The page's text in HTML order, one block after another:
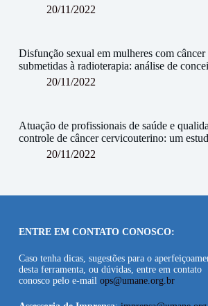
20/11/2022
Disfunção sexual em mulheres com
submetidas à radioterapia: análise de
20/11/2022
Atuação de profissionais de saúde e
controle de câncer cervicouterino: um
20/11/2022
ENTRE EM CONTATO CONOSCO:
Caso tenha dicas, sugestões para o
desta ferramenta, ou dúvidas, entre em contato
conosco pelo e-mail ops@umane.org.br